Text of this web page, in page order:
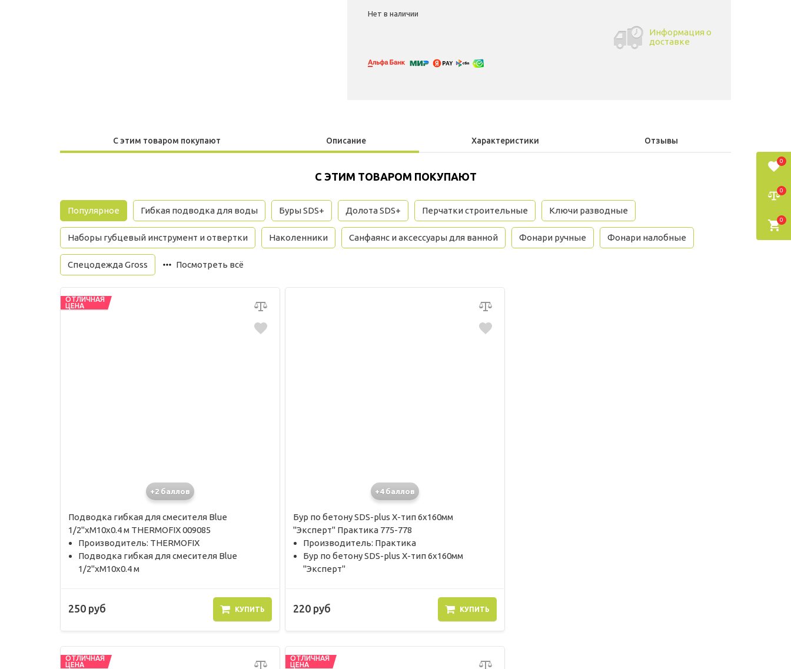
Нет в наличии
Информация о
доставке
С этим товаром покупают Описание Характеристики Отзывы
С ЭТИМ ТОВАРОМ ПОКУПАЮТ
Популярное Гибкая подводка для воды Буры SDS+ Долота SDS+ Перчатки строительные Ключи разводные
Наборы губцевый инструмент и отвертки Наколенники Санфаянс и аксессуары для ванной Фонари ручные Фонари налобные
Спецодежда Gross Посмотреть всё
ОТЛИЧНАЯ
ЦЕНА
+2 баллов
Подводка гибкая для смесителя Blue
1/2"хМ10х0.4 м THERMOFIX 009085
Производитель: THERMOFIX
Подводка гибкая для смесителя Blue
1/2"хМ10х0.4 м
250 руб КУПИТЬ
+4 баллов
Бур по бетону SDS-plus X-тип 6х160мм
"Эксперт" Практика 775-778
Производитель: Практика
Бур по бетону SDS-plus X-тип 6х160мм
"Эксперт"
220 руб КУПИТЬ
ОТЛИЧНАЯ
ЦЕНА
ОТЛИЧНАЯ
ЦЕНА
0
0
0